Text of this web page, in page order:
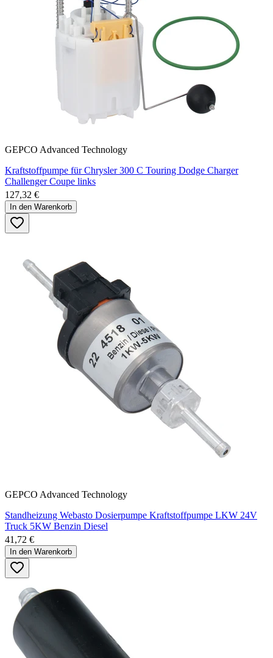
GEPCO Advanced Technology
Kraftstoffpumpe für Chrysler 300 C Touring Dodge Charger
Challenger Coupe links
127,32 €
In den Warenkorb
GEPCO Advanced Technology
Standheizung Webasto Dosierpumpe Kraftstoffpumpe LKW 24V
Truck 5KW Benzin Diesel
41,72 €
In den Warenkorb